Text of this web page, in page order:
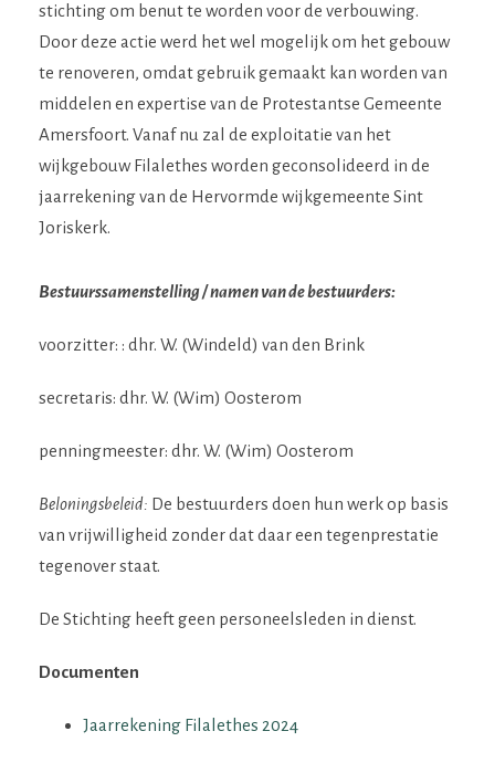
stichting om benut te worden voor de verbouwing.
Door deze actie werd het wel mogelijk om het gebouw
te renoveren, omdat gebruik gemaakt kan worden van
middelen en expertise van de Protestantse Gemeente
Amersfoort. Vanaf nu zal de exploitatie van het
wijkgebouw Filalethes worden geconsolideerd in de
jaarrekening van de Hervormde wijkgemeente Sint
Joriskerk.
Bestuurssamenstelling / namen van de bestuurders:
voorzitter: : dhr. W. (Windeld) van den Brink
secretaris: dhr. W. (Wim) Oosterom
penningmeester: dhr. W. (Wim) Oosterom
Beloningsbeleid: De bestuurders doen hun werk op basis
van vrijwilligheid zonder dat daar een tegenprestatie
tegenover staat.
De Stichting heeft geen personeelsleden in dienst.
Documenten
Jaarrekening Filalethes 2024